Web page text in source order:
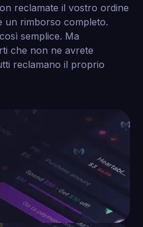
reclamate il vostro ordine
un rimborso completo.
semplice. Ma
che non ne avrete
reclamano il proprio